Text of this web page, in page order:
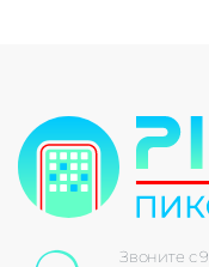
Звоните с